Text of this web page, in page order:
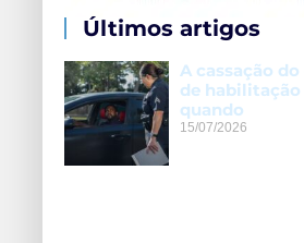
Últimos artigos
A cassação
de habilitação
quando
15/07/2026